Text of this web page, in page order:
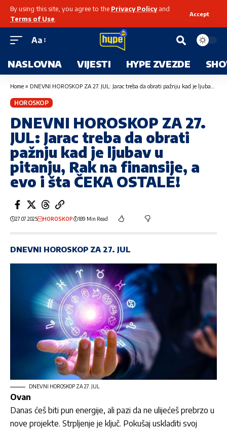
By using this site, you agree to the Privacy Policyand
Terms of Use
Accept
Aa
NASLOVNA VIJESTI HYPE ZVEZDE
Home » DNEVNI HOROSKOP ZA 27. JUL: Jarac treba da obrati pažnju kad je ljubav u pitanju, Rak na finansije, a evo i šta ČEKA OSTALE!
HOROSKOP
DNEVNI HOROSKOP ZA 27.
JUL: Jarac treba da obrati
pažnju kad je ljubav u
pitanju, Rak na finansije, a
evo i šta ČEKA OSTALE!
27.07.2025 HOROSKOP 189 Min Read
DNEVNI HOROSKOP ZA 27. JUL
DNEVNI HOROSKOP ZA 27. JUL
Ovan
Danas ćeš biti pun energije, ali pazi da ne ulijećeš prebrzo u
nove projekte. Strpljenje je ključ. Pokušaj uskladiti svoj